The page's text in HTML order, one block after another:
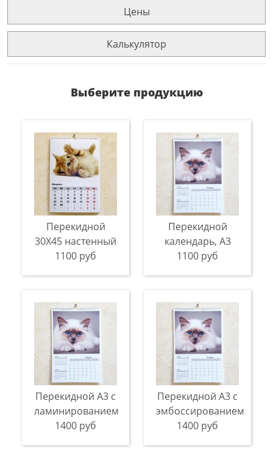
Цены
Калькулятор
Выберите продукцию
Перекидной
30X45 настенный
1100 руб
Перекидной
календарь, A3
1100 руб
Перекидной А3 с
ламинированием
1400 руб
Перекидной А3 с
эмбоссированием
1400 руб